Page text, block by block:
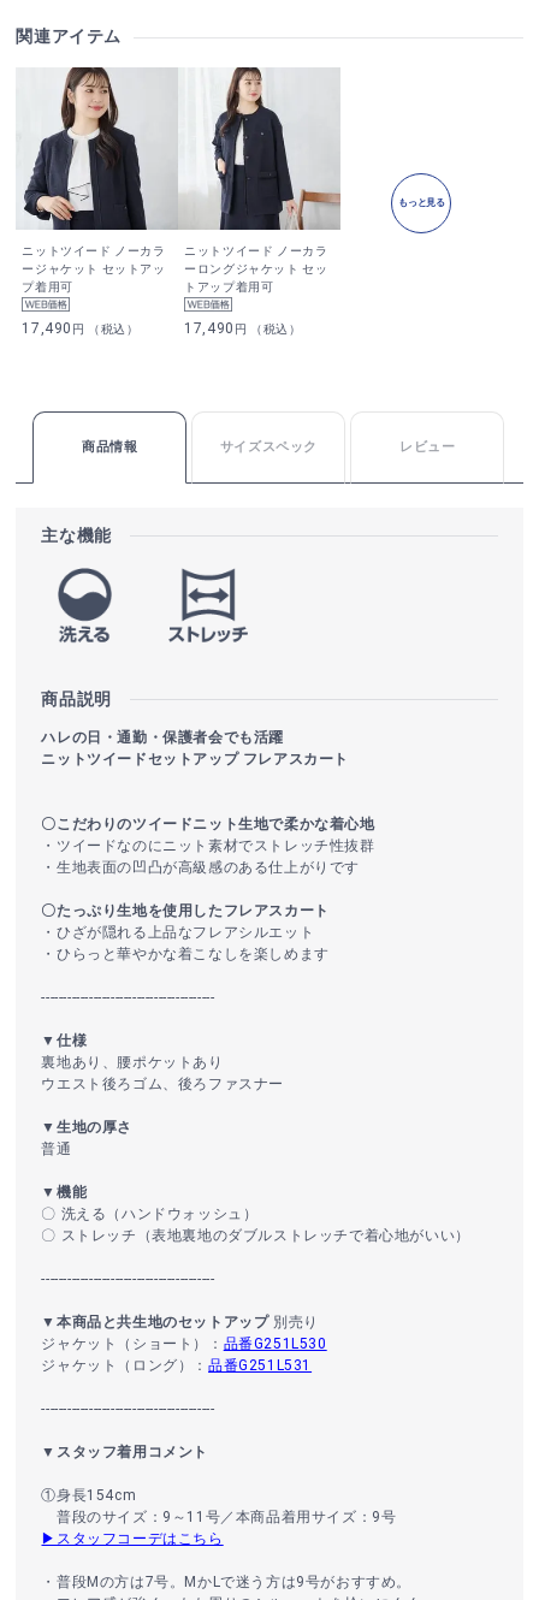
関連アイテム
ニットツイード ノーカラ
ージャケット セットアッ
プ着用可
17,490 円 （税込）
ニットツイード ノーカラ
ーロングジャケット セッ
トアップ着用可
17,490 円 （税込）
もっと見る
商品情報 サイズスペック レビュー
主な機能
商品説明
ハレの日・通勤・保護者会でも活躍
ニットツイードセットアップ フレアスカート
〇こだわりのツイードニット生地で柔かな着心地
・ツイードなのにニット素材でストレッチ性抜群
・生地表面の凹凸が高級感のある仕上がりです
〇たっぷり生地を使用したフレアスカート
・ひざが隠れる上品なフレアシルエット
・ひらっと華やかな着こなしを楽しめます
----------------------------------------
▼仕様
裏地あり、腰ポケットあり
ウエスト後ろゴム、後ろファスナー
▼生地の厚さ
普通
▼機能
〇 洗える（ハンドウォッシュ）
〇 ストレッチ（表地裏地のダブルストレッチで着心地がいい）
----------------------------------------
▼本商品と共生地のセットアップ別売り
ジャケット（ショート）： 品番G251L530
ジャケット（ロング）：品番G251L531
----------------------------------------
▼スタッフ着用コメント
①身長154cm
普段のサイズ：9～11号／本商品着用サイズ：9号
▶スタッフコーデはこちら
・普段Mの方は7号。MかLで迷う方は9号がおすすめ。